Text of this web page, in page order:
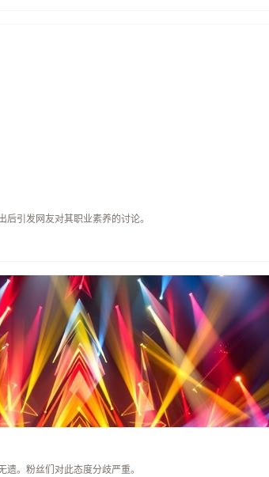
引发网友对其职业素养的讨论。
。粉丝们对此态度分歧严重。